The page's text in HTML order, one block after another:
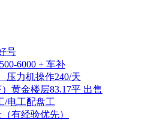
号
6000 + 车补
压力机操作240/天
黄金楼层83.17平 出售
/电工配盘工
有经验优先）